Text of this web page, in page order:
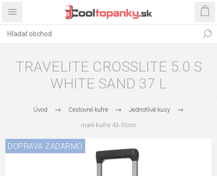
TRAVELITE CROSSLITE 5.0 S
WHITE SAND 37 L
Úvod Cestovné kufre Jednotlivé kusy
malé kufre 43-55cm
DOPRAVA ZADARMO